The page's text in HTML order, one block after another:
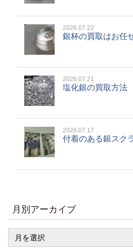
2026.07.22
銀杯の買取はお任
2026.07.21
塩化銀の買取方法
2026.07.17
付着のある銀スク
月別アーカイブ